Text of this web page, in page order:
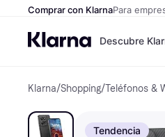
Comprar con KlarnaPara
Descubre
Klarna/Shopping/Teléfonos &
Tendencia